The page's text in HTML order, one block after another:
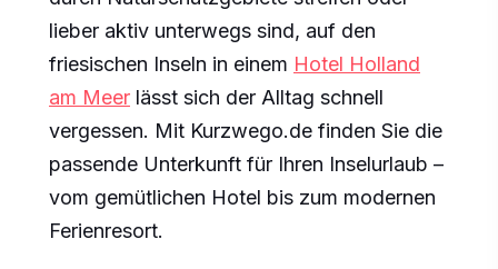
lieber aktiv unterwegs sind, auf den
friesischen Inseln in einem Hotel Holland
am Meer lässt sich der Alltag schnell
vergessen. Mit Kurzwego.de finden Sie die
passende Unterkunft für Ihren Inselurlaub –
vom gemütlichen Hotel bis zum modernen
Ferienresort.